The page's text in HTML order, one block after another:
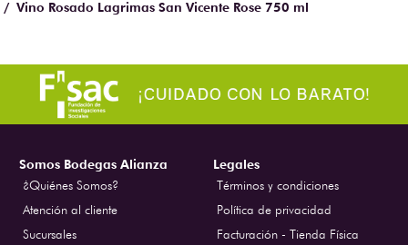
Vino Rosado Lagrimas San Vicente Rose 750 ml
Somos Bodegas Alianza
¿Quiénes Somos?
Atención al cliente
Sucursales
Legales
Términos y condiciones
Política de privacidad
Facturación - Tienda Física